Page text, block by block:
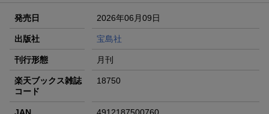
楽天モバイル紹介キャンペーンの拡散で300円OFFクーポン
進呈
条件達成で楽天限定・宝塚歌劇 宙組貸切公演ペアチケット
が当たる
発売日 2026年06月09日
出版社 宝島社
刊行形態 月刊
楽天ブックス雑誌
コード
18750